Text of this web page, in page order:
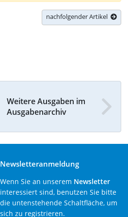
nachfolgender Artikel
Weitere Ausgaben im
Ausgabenarchiv
Newsletteranmeldung
Wenn Sie an unserem Newsletter
interessiert sind, benutzen Sie bitte
die untenstehende Schaltfläche, um
sich zu registrieren.